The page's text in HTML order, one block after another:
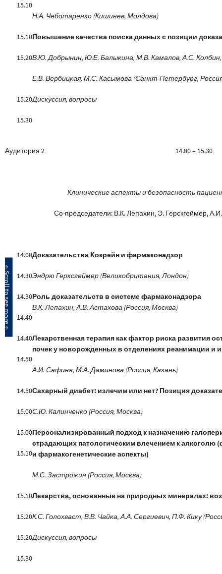
15.10
Н.А. Чеботаренко (Кишинев, Молдова)
15.10
15.20
Повышение качества поиска данных с позиции
В.Ю. Добрынин, Ю.Е. Балыкина, М.В. Камалов, А.С. Колбин,
Е.В. Вербицкая, М.С. Касымова (Санкт-Петербург,
15.20
15.30
Дискуссия, вопросы
Аудитория 2 14.00 – 15.30
Клинические аспекты и безопасность
Со-председатели: В.К. Лепахин, Э. Герскгеймер,
14.00
14.30
Доказательства Кокрейн и фармаконадзор
Эндрю Герксгеймер (Великобритания, Лондон)
14.30
14.40
Роль доказательств в системе фармаконадзора
В.К. Лепахин, А.В. Астахова (Россия, Москва)
14.40
14.50
Лекарственная терапия как фактор риска развития
почек у новорожденных в отделениях реанимации и
А.И. Сафина, М.А. Даминова (Россия, Казань)
14.50
15.00
Сахарный диабет: излечим или нет? Позиция
С.Ю. Калинченко (Россия, Москва)
15.00
15.10
Персонализированный подход к назначению
страдающих патологическим влечением к алкоголю
и фармакогенетические аспекты)
М.С. Застрожин (Россия, Москва)
15.10
15.20
Лекарства, основанные на природных минералах:
К.С. Голохваст, В.В. Чайка, А.А. Сергиевич, П.Ф. Кику
15.20
15.30
Дискуссия, вопросы